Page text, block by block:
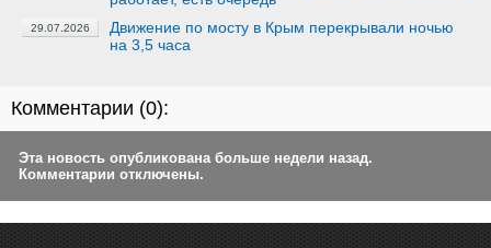
29.07.2026
Движение по мосту в Крым перекрывали ночью
на 3,5 часа
Комментарии (0):
Эта новость опубликована больше недели назад.
Комментарии отключены.